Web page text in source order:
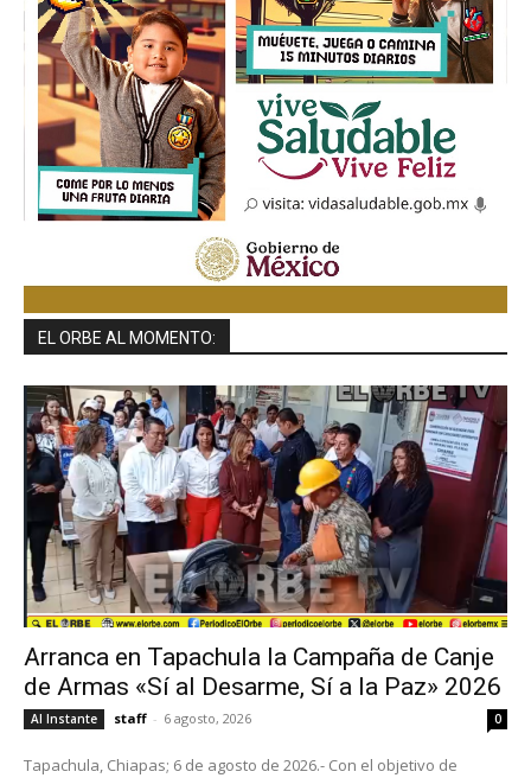
EL ORBE AL MOMENTO:
Arranca en Tapachula la Campaña de Canje
de Armas «Sí al Desarme, Sí a la Paz» 2026
Al Instante staff - 6 agosto, 2026 0
Tapachula, Chiapas; 6 de agosto de 2026.- Con el objetivo de